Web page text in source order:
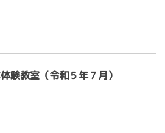
験教室（令和５年７月）